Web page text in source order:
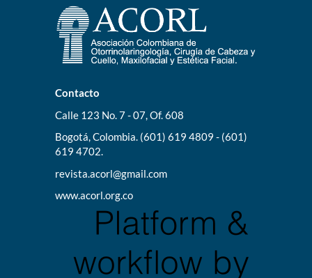
Contacto
Calle 123 No. 7 - 07, Of. 608
Bogotá, Colombia. (601) 619 4809 - (601)
619 4702.
revista.acorl@gmail.com
www.acorl.org.co